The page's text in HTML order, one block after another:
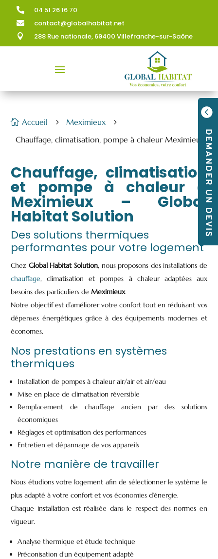
 04 51 26 16 70
 contact@globalhabitat.net
 288 Rue nationale, 69400 Villefranche-sur-Saône

DEMANDER UN DEVIS
 Accueil 5 Meximieux 5
Chauffage, climatisation, pompe à chaleur Meximieux
Chauffage, climatisation
et pompe à chaleur à
Meximieux – Global
Habitat Solution
Des solutions thermiques
performantes pour votre logement
Chez Global Habitat Solution, nous proposons des installations de
chauffage, climatisation et pompes à chaleur adaptées aux
besoins des particuliers deMeximieux.
Notre objectif est d’améliorer votre confort tout en réduisant vos
dépenses énergétiques grâce à des équipements modernes et
économes.
Nos prestations en systèmes
thermiques
Installation de pompes à chaleur air/air et air/eau
Mise en place de climatisation réversible
Remplacement de chauffage ancien par des solutions
économiques
Réglages et optimisation des performances
Entretien et dépannage de vos appareils
Notre manière de travailler
Nous étudions votre logement afin de sélectionner le système le
plus adapté à votre confort et vos économies d’énergie.
Chaque installation est réalisée dans le respect des normes en
vigueur.
Analyse thermique et étude technique
Préconisation d’un équipement adapté